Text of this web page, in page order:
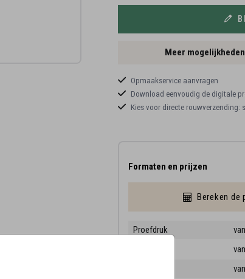
Meer
Opmaakservice aanvragen
Download eenvoudig de digitale
Kies voor directe rouwverzending:
Formaten en prijzen
Bereken
Proefdruk